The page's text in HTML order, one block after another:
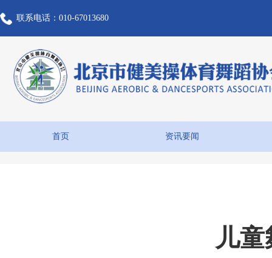
联系电话：010-67013680
首页 资讯要闻
儿